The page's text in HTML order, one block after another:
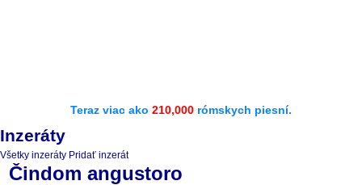
Teraz viac ako 210,000 rómskych piesní.
Inzeráty
Všetky inzeráty Pridať inzerát
Čindom angustoro